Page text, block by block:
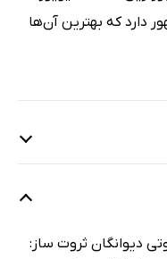
دارد که بهترین آن‌ها
8 دقیقه
دیوانگان ثروت ساز: